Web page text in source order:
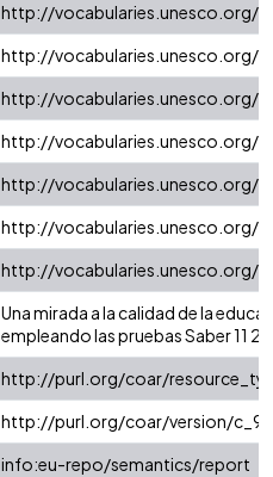
http://vocabularies.unesco.org/
http://vocabularies.unesco.org/
http://vocabularies.unesco.org/
http://vocabularies.unesco.org/
http://vocabularies.unesco.org/
http://vocabularies.unesco.org/
http://vocabularies.unesco.org/
Una mirada a la calidad de la
empleando las pruebas Saber 11
http://purl.org/coar/
http://purl.org/coar/version/
info:eu-repo/semantics/report